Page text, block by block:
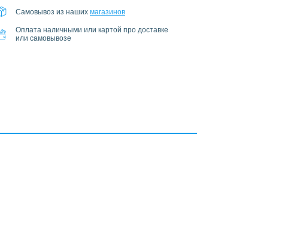
Самовывоз из наших магазинов
Оплата наличными или картой про доставке
или самовывозе